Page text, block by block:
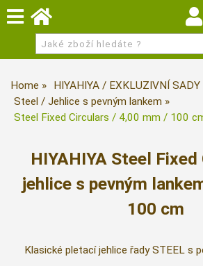
Home
HIYAHIYA / EXKLUZIVNÍ SADY
Steel / Jehlice s pevným lankem
Steel Fixed Circulars / 4,00 mm / 100
HIYAHIYA Steel
jehlice s pevným
100 cm
Klasické pletací jehlice řady STEEL s